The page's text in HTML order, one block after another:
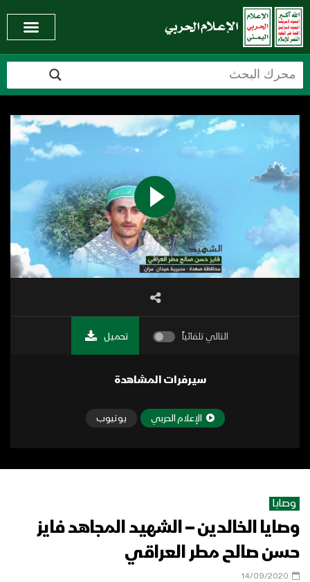
التالي تلقائياً تحميل
سيرفرات المشاهدة
الإعلام الحربي يوتيوب
وصايا
وصايا الخالدين – الشهيد المجاهد فايز
حسن صالح مطر العراقي
14/09/2020